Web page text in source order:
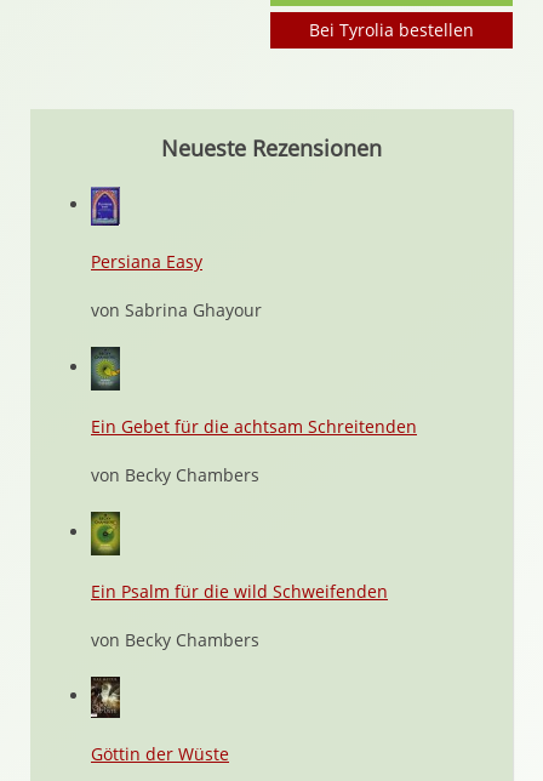
Bei Tyrolia bestellen
Neueste Rezensionen
Persiana Easy
von Sabrina Ghayour
Ein Gebet für die achtsam Schreitenden
von Becky Chambers
Ein Psalm für die wild Schweifenden
von Becky Chambers
Göttin der Wüste